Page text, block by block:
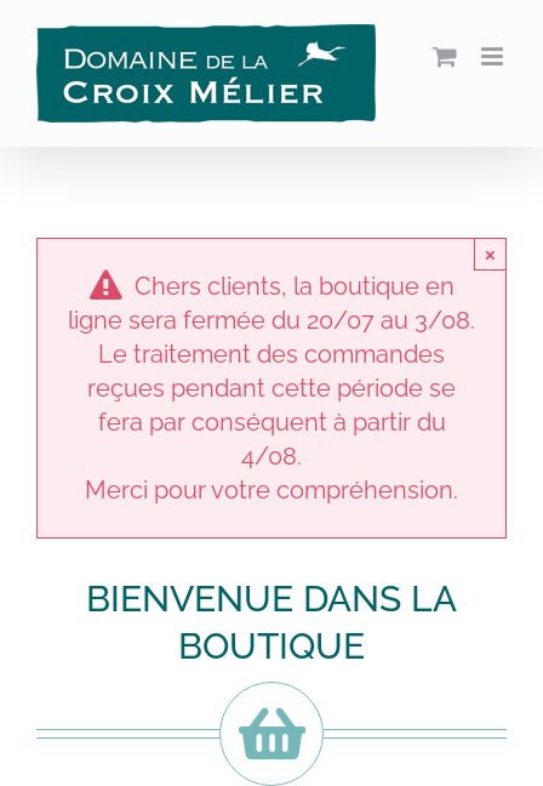
contenu
Chers clients, la boutique en
ligne sera fermée du 20/07 au 3/08.
Le traitement des commandes
reçues pendant cette période se
fera par conséquent à partir du
4/08.
Merci pour votre compréhension.
×
BIENVENUE DANS LA
BOUTIQUE